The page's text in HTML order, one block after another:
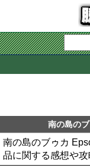
南の島の
南の島のブゥカ
品に関する感想や攻